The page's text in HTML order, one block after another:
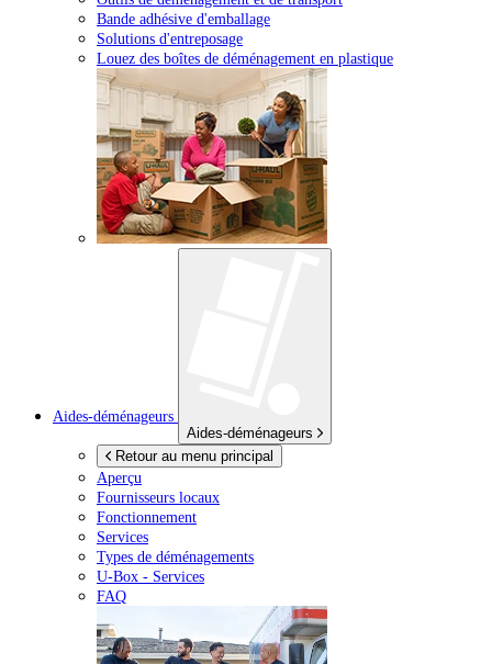
Bande adhésive d'emballage
Solutions d'entreposage
Louez des boîtes de déménagement en plastique
Aides-déménageurs
Aides-déménageurs
Retour au menu principal
Aperçu
Fournisseurs locaux
Fonctionnement
Services
Types de déménagements
U-Box - Services
FAQ